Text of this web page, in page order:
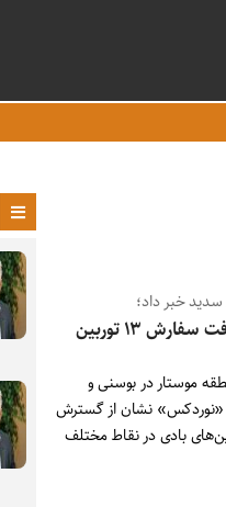
خبر داد؛
نصب اولین توربین بادی در بوسنی / دریافت سفارش ۱۳ توربین
موستار در بوسنی و
توسط «نوردکس» نشان از گسترش
بادی در نقاط مختلف